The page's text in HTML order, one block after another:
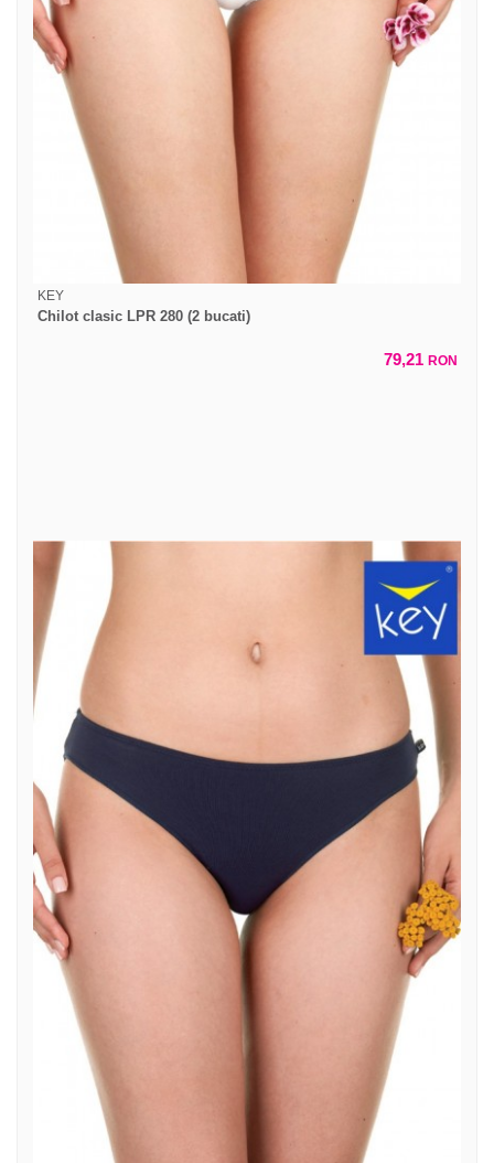
KEY
Chilot clasic LPR 280 (2 bucati)
79,21 RON